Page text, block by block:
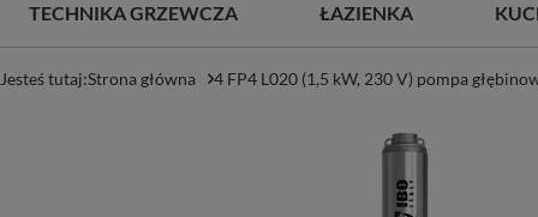
TECHNIKA GRZEWCZA ŁAZIENKA
Jesteś tutaj:Strona główna 4 FP4 L020 (1,5 kW, 230 V) pompa